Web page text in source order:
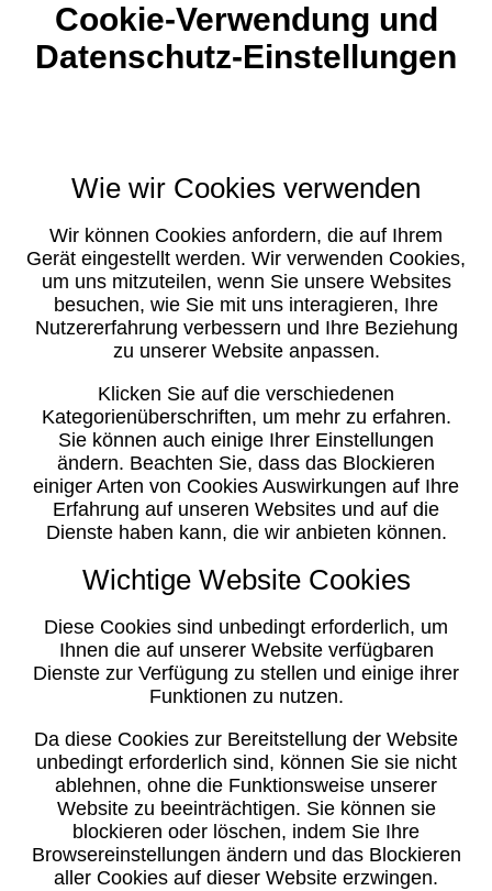
Cookie-Verwendung und
Datenschutz-Einstellungen
Wie wir Cookies verwenden
Wir können Cookies anfordern, die auf Ihrem
Gerät eingestellt werden. Wir verwenden Cookies,
um uns mitzuteilen, wenn Sie unsere Websites
besuchen, wie Sie mit uns interagieren, Ihre
Nutzererfahrung verbessern und Ihre Beziehung
zu unserer Website anpassen.
Klicken Sie auf die verschiedenen
Kategorienüberschriften, um mehr zu erfahren.
Sie können auch einige Ihrer Einstellungen
ändern. Beachten Sie, dass das Blockieren
einiger Arten von Cookies Auswirkungen auf Ihre
Erfahrung auf unseren Websites und auf die
Dienste haben kann, die wir anbieten können.
Wichtige Website Cookies
Diese Cookies sind unbedingt erforderlich, um
Ihnen die auf unserer Website verfügbaren
Dienste zur Verfügung zu stellen und einige ihrer
Funktionen zu nutzen.
Da diese Cookies zur Bereitstellung der Website
unbedingt erforderlich sind, können Sie sie nicht
ablehnen, ohne die Funktionsweise unserer
Website zu beeinträchtigen. Sie können sie
blockieren oder löschen, indem Sie Ihre
Browsereinstellungen ändern und das Blockieren
aller Cookies auf dieser Website erzwingen.